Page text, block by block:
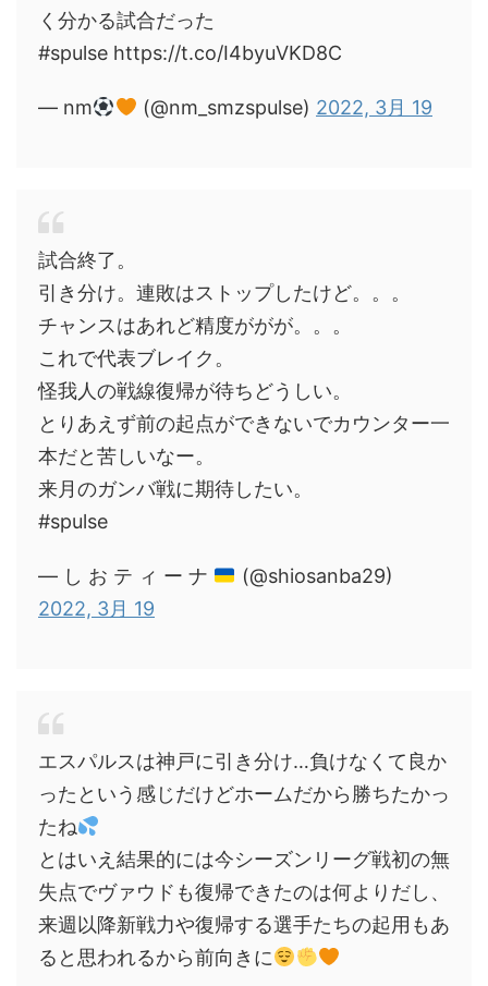
く分かる試合だった
#spulse https://t.co/I4byuVKD8C
— nm (@nm_smzspulse) 2022, 3月 19
試合終了。
引き分け。連敗はストップしたけど。。。
チャンスはあれど精度ががが。。。
これで代表ブレイク。
怪我人の戦線復帰が待ちどうしい。
とりあえず前の起点ができないでカウンター一
本だと苦しいなー。
来月のガンバ戦に期待したい。
#spulse
— し お テ ィ ー ナ
(@shiosanba29)
2022, 3月 19
エスパルスは神戸に引き分け…負けなくて良か
ったという感じだけどホームだから勝ちたかっ
たね
とはいえ結果的には今シーズンリーグ戦初の無
失点でヴァウドも復帰できたのは何よりだし、
来週以降新戦力や復帰する選手たちの起用もあ
ると思われるから前向きに